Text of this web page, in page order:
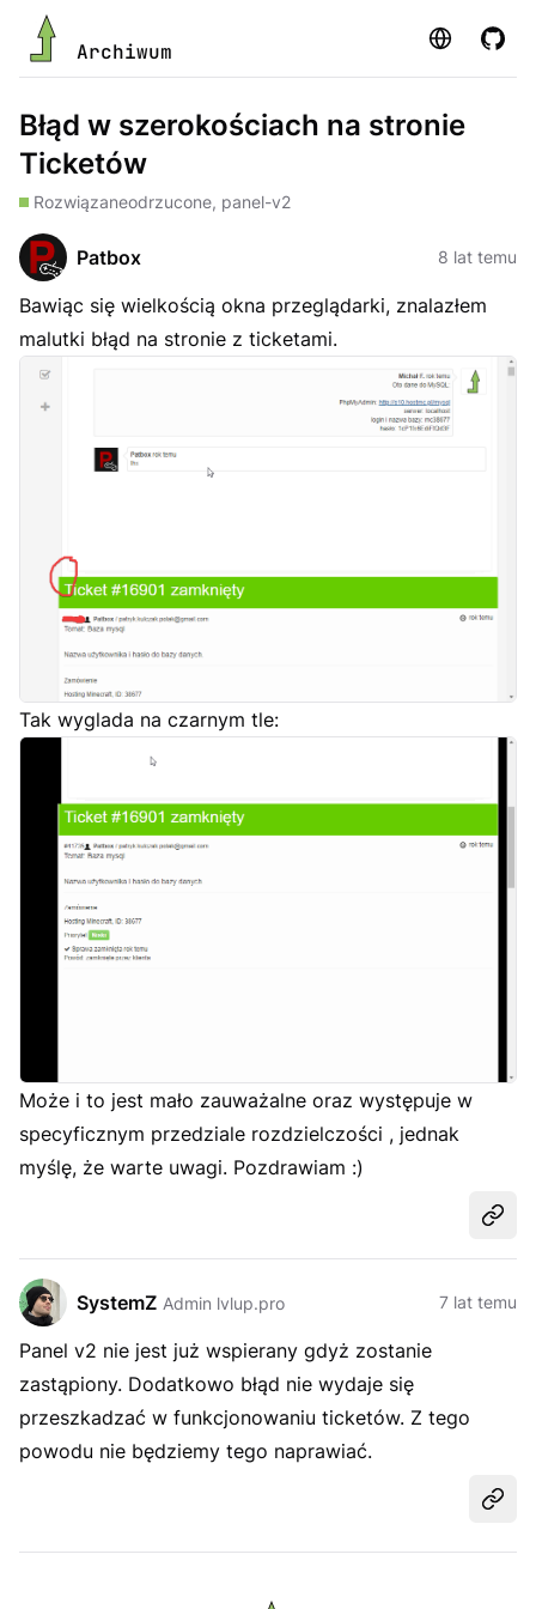
Archiwum Strona
Błąd w szerokościach na stronie
Ticketów
Rozwiązaneodrzucone, panel-v2
Patbox 8 lat temu
Bawiąc się wielkością okna przeglądarki, znalazłem
malutki błąd na stronie z ticketami.
Tak wyglada na czarnym tle:
Może i to jest mało zauważalne oraz występuje w
specyficznym przedziale rozdzielczości , jednak
myślę, że warte uwagi. Pozdrawiam :)
SystemZ Admin lvlup.pro 7 lat temu
Panel v2 nie jest już wspierany gdyż zostanie
zastąpiony. Dodatkowo błąd nie wydaje się
przeszkadzać w funkcjonowaniu ticketów. Z tego
powodu nie będziemy tego naprawiać.